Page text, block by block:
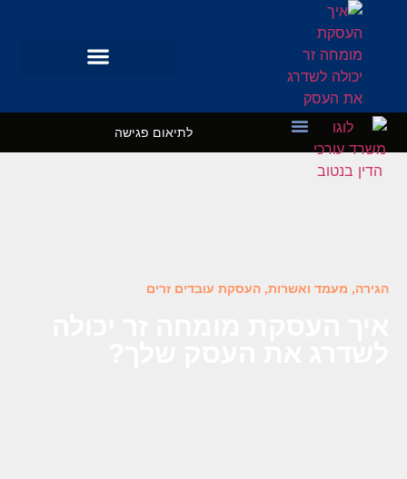
לתיאום פגישה
הגירה, מעמד ואשרות, העסקת עובדים זרים